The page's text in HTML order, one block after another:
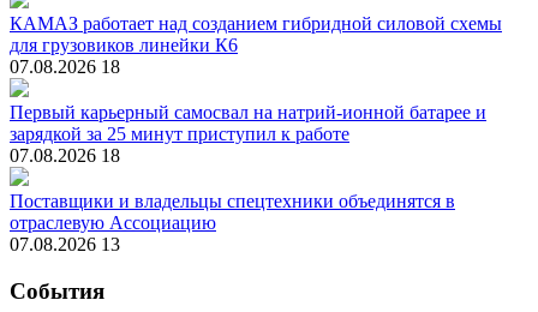
КАМАЗ работает над созданием гибридной силовой схемы
для грузовиков линейки К6
07.08.2026 18
Первый карьерный самосвал на натрий-ионной батарее и
зарядкой за 25 минут приступил к работе
07.08.2026 18
Поставщики и владельцы спецтехники объединятся в
отраслевую Ассоциацию
07.08.2026 13
События